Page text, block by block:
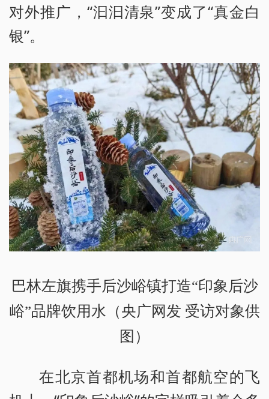
对外推广，“汩汩清泉”变成了“真金白
银”。
巴林左旗携手后沙峪镇打造“印象后沙
峪”品牌饮用水（央广网发 受访对象供
图）
在北京首都机场和首都航空的飞